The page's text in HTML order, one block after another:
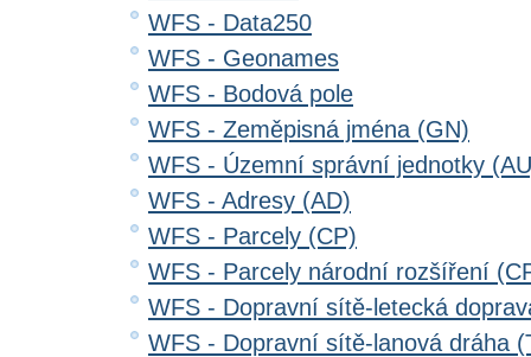
WFS - Data250
WFS - Geonames
WFS - Bodová pole
WFS - Zeměpisná jména (GN)
WFS - Územní správní jednotky
WFS - Adresy (AD)
WFS - Parcely (CP)
WFS - Parcely národní rozšíření
WFS - Dopravní sítě-letecká
WFS - Dopravní sítě-lanová dráha